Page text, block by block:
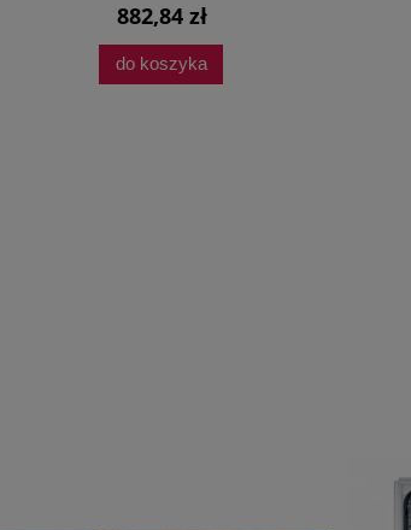
1 149,00 zł
do koszyka